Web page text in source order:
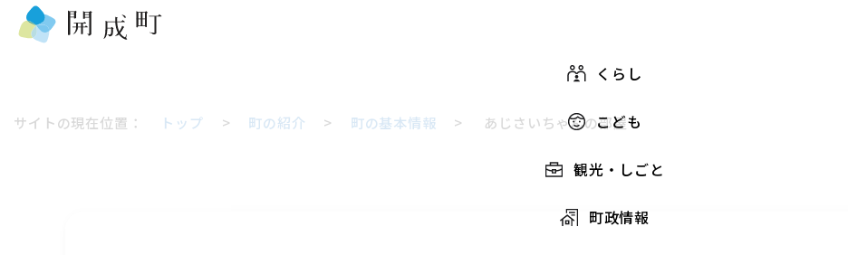
くらし
こども
観光・しごと
町政情報
サイトの現在位置： トップ > 町の紹介 > 町の基本情報 > あじさいちゃんの部屋